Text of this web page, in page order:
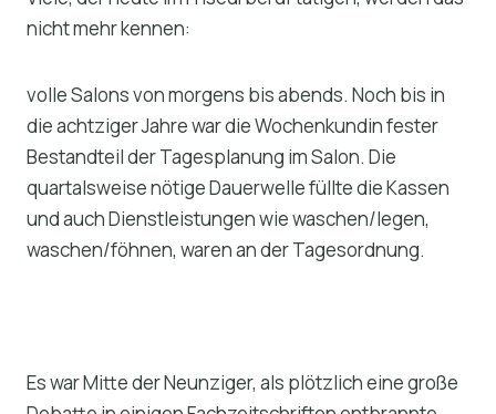
nicht mehr kennen:
volle Salons von morgens bis abends. Noch bis in
die achtziger Jahre war die Wochenkundin fester
Bestandteil der Tagesplanung im Salon. Die
quartalsweise nötige Dauerwelle füllte die Kassen
und auch Dienstleistungen wie waschen/legen,
waschen/föhnen, waren an der Tagesordnung.
Es war Mitte der Neunziger, als plötzlich eine große